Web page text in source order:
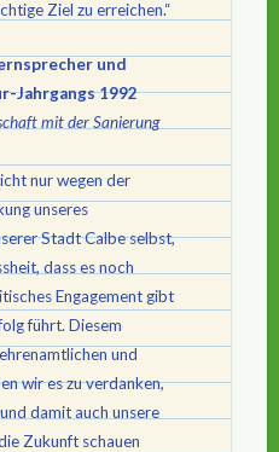
Ziel zu erreichen.“
und
Jahrgangs 1992
mit der Sanierung
nur wegen der
unseres
Stadt Calbe selbst,
dass es noch
Engagement gibt
führt. Diesem
und
wir es zu verdanken,
damit auch unsere
Zukunft schauen